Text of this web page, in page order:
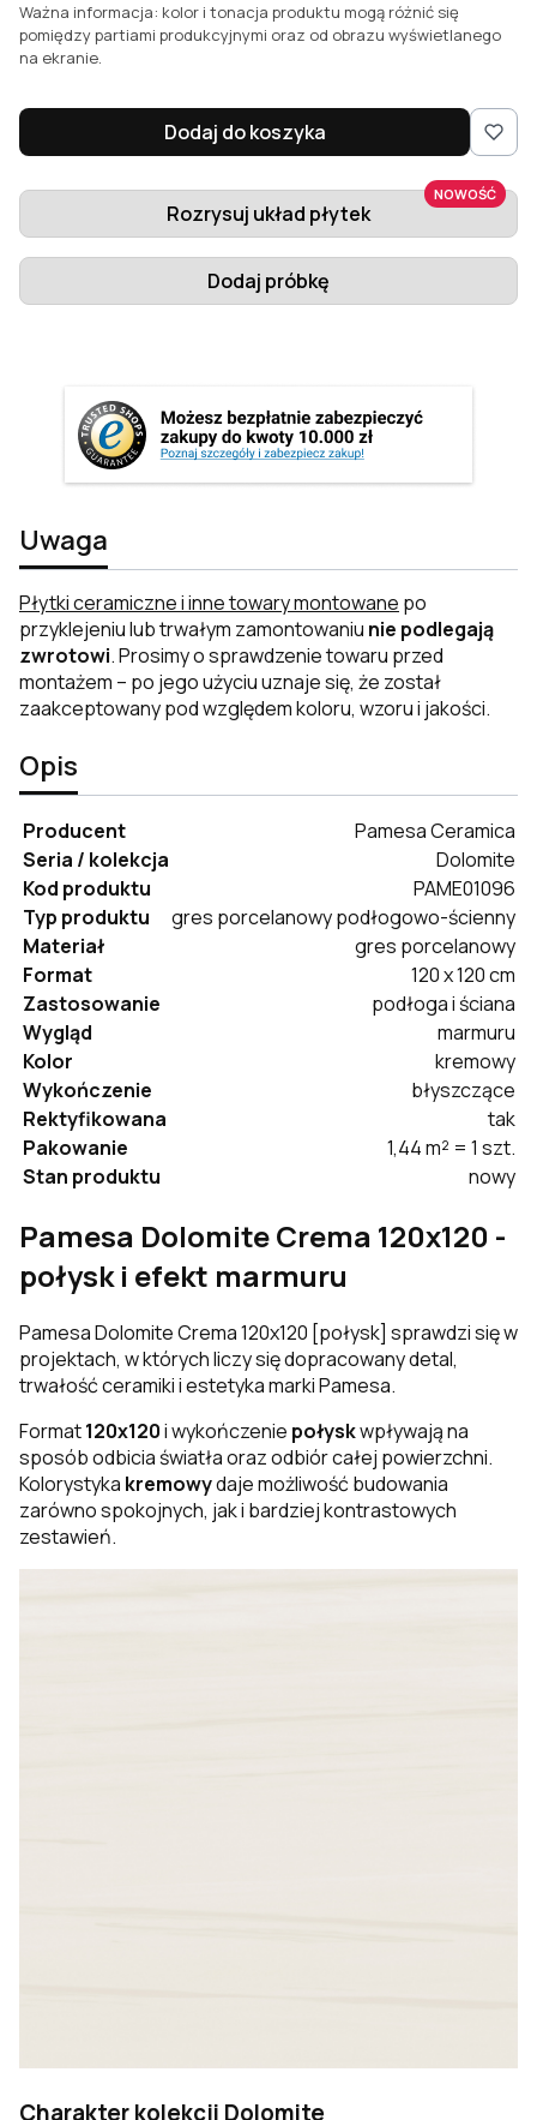
Ważna informacja: kolor i tonacja produktu mogą różnić się
pomiędzy partiami produkcyjnymi oraz od obrazu wyświetlanego
na ekranie.
Dodaj do koszyka
NOWOŚĆ
Rozrysuj układ płytek
Dodaj próbkę
Uwaga
Płytki ceramiczne i inne towary montowane po
przyklejeniu lub trwałym zamontowaniu nie podlegają
zwrotowi. Prosimy o sprawdzenie towaru przed
montażem – po jego użyciu uznaje się, że został
zaakceptowany pod względem koloru, wzoru i jakości.
Opis
Producent
Pamesa Ceramica
Seria / kolekcja
Dolomite
Kod produktu
PAME01096
Typ produktu
gres porcelanowy podłogowo-ścienny
Materiał
gres porcelanowy
Format
120 x 120 cm
Zastosowanie
podłoga i ściana
Wygląd
marmuru
Kolor
kremowy
Wykończenie
błyszczące
Rektyfikowana
tak
Pakowanie
1,44 m² = 1 szt.
Stan produktu
nowy
Pamesa Dolomite Crema 120x120 -
połysk i efekt marmuru
Pamesa Dolomite Crema 120x120 [połysk] sprawdzi się w
projektach, w których liczy się dopracowany detal,
trwałość ceramiki i estetyka marki Pamesa.
Format120x120i wykończenie połyskwpływają na
sposób odbicia światła oraz odbiór całej powierzchni.
Kolorystyka kremowydaje możliwość budowania
zarówno spokojnych, jak i bardziej kontrastowych
zestawień.
Charakter kolekcji Dolomite